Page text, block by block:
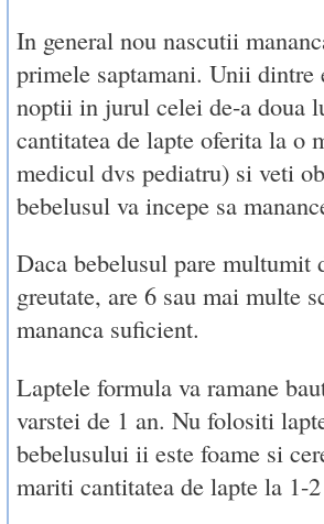
In general nou nascutii
primele saptamani. Unii
noptii in jurul celei de-a doua
cantitatea de lapte oferita la o
medicul dvs pediatru) si veti
bebelusul va incepe sa
Daca bebelusul pare multumit
greutate, are 6 sau mai multe
mananca suficient.
Laptele formula va ramane
varstei de 1 an. Nu folositi
bebelusului ii este foame si
mariti cantitatea de lapte la 1-2